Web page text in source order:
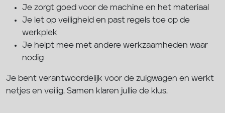
Je zorgt goed voor de machine en het materiaal
Je let op veiligheid en past regels toe op de
werkplek
Je helpt mee met andere werkzaamheden waar
nodig
Je bent verantwoordelijk voor de zuigwagen en werkt
netjes en veilig. Samen klaren jullie de klus.